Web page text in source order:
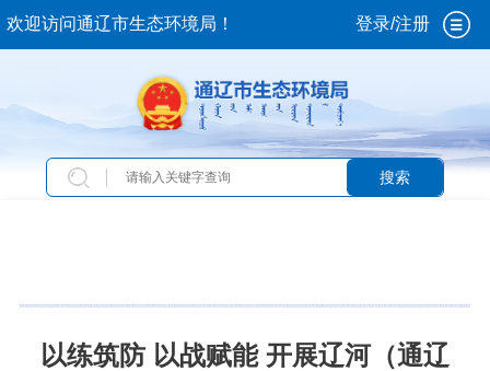
欢迎访问通辽市生态环境局！ 登录/注册
搜索
动态
以练筑防 以战赋能 开展辽河（通辽